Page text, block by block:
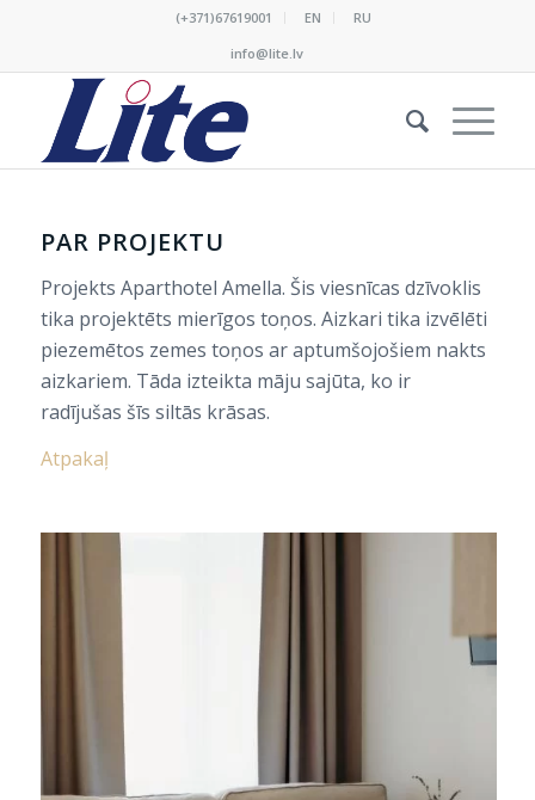
(+371)67619001 EN
RU
info@lite.lv
PAR PROJEKTU
Projekts Aparthotel Amella. Šis viesnīcas dzīvoklis
tika projektēts mierīgos toņos. Aizkari tika izvēlēti
piezemētos zemes toņos ar aptumšojošiem nakts
aizkariem. Tāda izteikta māju sajūta, ko ir
radījušas šīs siltās krāsas.
Atpakaļ